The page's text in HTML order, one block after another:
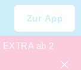
Zur App
ab 2